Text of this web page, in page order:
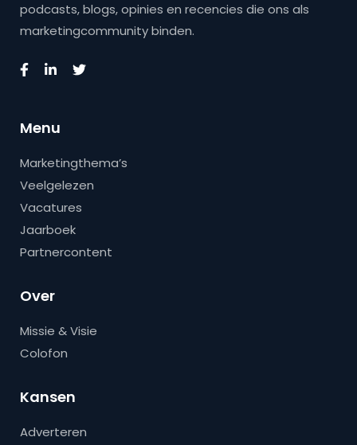
podcasts, blogs, opinies en recencies die ons als
marketingcommunity binden.
Menu
Marketingthema’s
Veelgelezen
Vacatures
Jaarboek
Partnercontent
Over
Missie & Visie
Colofon
Kansen
Adverteren